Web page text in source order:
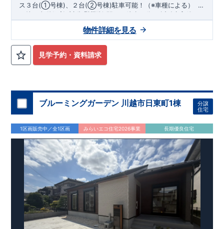
ス３台(①号棟)、２台(②号棟)駐車可能！（※車種による）
​〇
アクセス
​・JR奈良線「城陽」駅まで徒歩８分 ​・近鉄京都線
学校まで徒歩７分 ​・城陽市立城陽中学校まで徒歩９分 ​・明和
分 ​・寺田南学童保育所まで徒歩１０分
①号棟
​・季節物の衣類までたっぷり収納が行えるウォークイ
・2階の4段の可動棚は、日用品の収納スペース等に役立ちま
す！
・食品や日用品等、すっきり収納が行える備蓄倉庫！ ​②
号棟
・キッチン裏の勝手口は、料理後のゴミ出しをスムーズに
台！​・空間に奥行きを与え解放感が感じられる勾配天井！ ​・
かさばる季節ものの衣類や、家具等を収納出来るロフト付き！ ​
・2ヶ所にバルコニーがあるので、洗濯物が多い時でも安心で
す！​​お気軽にご連絡ください！
​（株）東栄住宅 京都営業所 ​TEL:075-394-5350
​定休
見学予約・資料請求
物件詳細を見る
ブルーミングガーデン 川越市日東町1棟
分譲
住宅
1区画販売中／全1区画 みらいエコ住宅2026事業 長期優良住宅